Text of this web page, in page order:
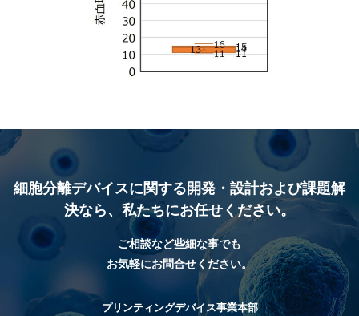
細胞分離デバイスに関する開発・設計および課題解
決なら、 私たちにお任せください。
ご相談など些細な事でも
お気軽にお問合せください。
プリンティングデバイス事業本部